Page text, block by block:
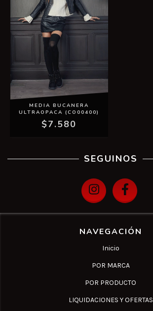
MEDIA BUCANERA
ULTRAOPACA (CO00400)
$7.580
SEGUINOS
NAVEGACIÓN
Inicio
POR MARCA
POR PRODUCTO
LIQUIDACIONES Y OFERTAS